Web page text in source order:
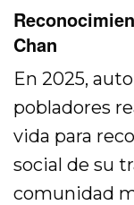
Chan
En 2025,
pobladores
vida para
social de su
comunidad